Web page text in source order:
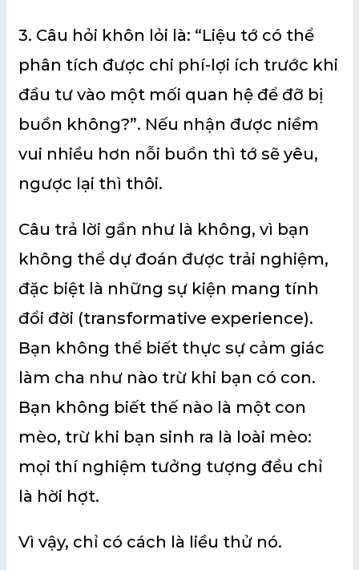
3. Câu hỏi khôn lỏi là: “Liệu tớ có thể
phân tích được chi phí-lợi ích trước khi
đầu tư vào một mối quan hệ để đỡ bị
buồn không?”. Nếu nhận được niềm
vui nhiều hơn nỗi buồn thì tớ sẽ yêu,
ngược lại thì thôi.
Câu trả lời gần như là không, vì bạn
không thể dự đoán được trải nghiệm,
đặc biệt là những sự kiện mang tính
đổi đời (transformative experience).
Bạn không thể biết thực sự cảm giác
làm cha như nào trừ khi bạn có con.
Bạn không biết thế nào là một con
mèo, trừ khi bạn sinh ra là loài mèo:
mọi thí nghiệm tưởng tượng đều chỉ
là hời hợt.
Vì vậy, chỉ có cách là liều thử nó.